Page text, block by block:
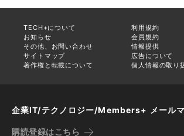
TECH+について
利用規約
お知らせ
会員規約
その他、お問い合わせ
情報提供
サイトマップ
広告について
著作権と転載について
個人情報の取り
企業IT/テクノロジー/Members+ メール
購読登録はこちら